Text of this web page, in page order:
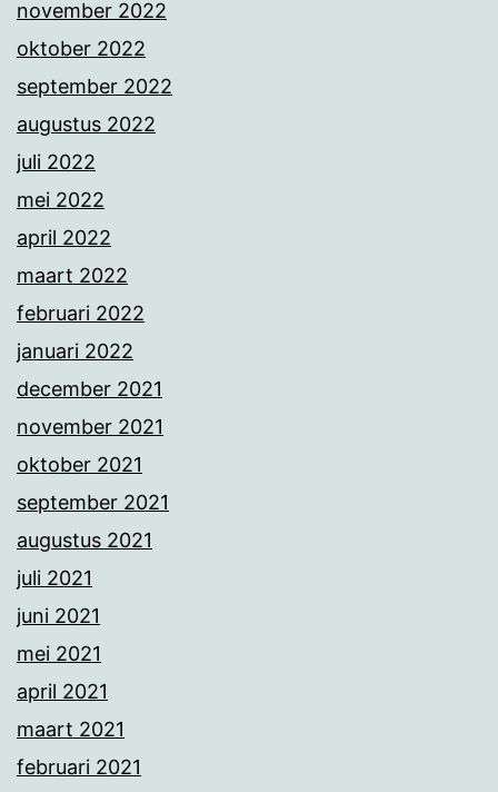
november 2022
oktober 2022
september 2022
augustus 2022
juli 2022
mei 2022
april 2022
maart 2022
februari 2022
januari 2022
december 2021
november 2021
oktober 2021
september 2021
augustus 2021
juli 2021
juni 2021
mei 2021
april 2021
maart 2021
februari 2021